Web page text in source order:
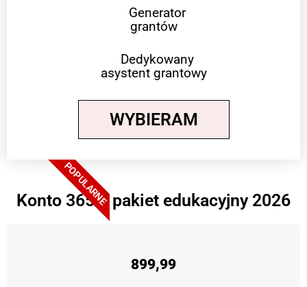
Generator
grantów
Dedykowany
asystent grantowy
WYBIERAM
POPULARNE
Konto 365 + pakiet edukacyjny 2026
899,99